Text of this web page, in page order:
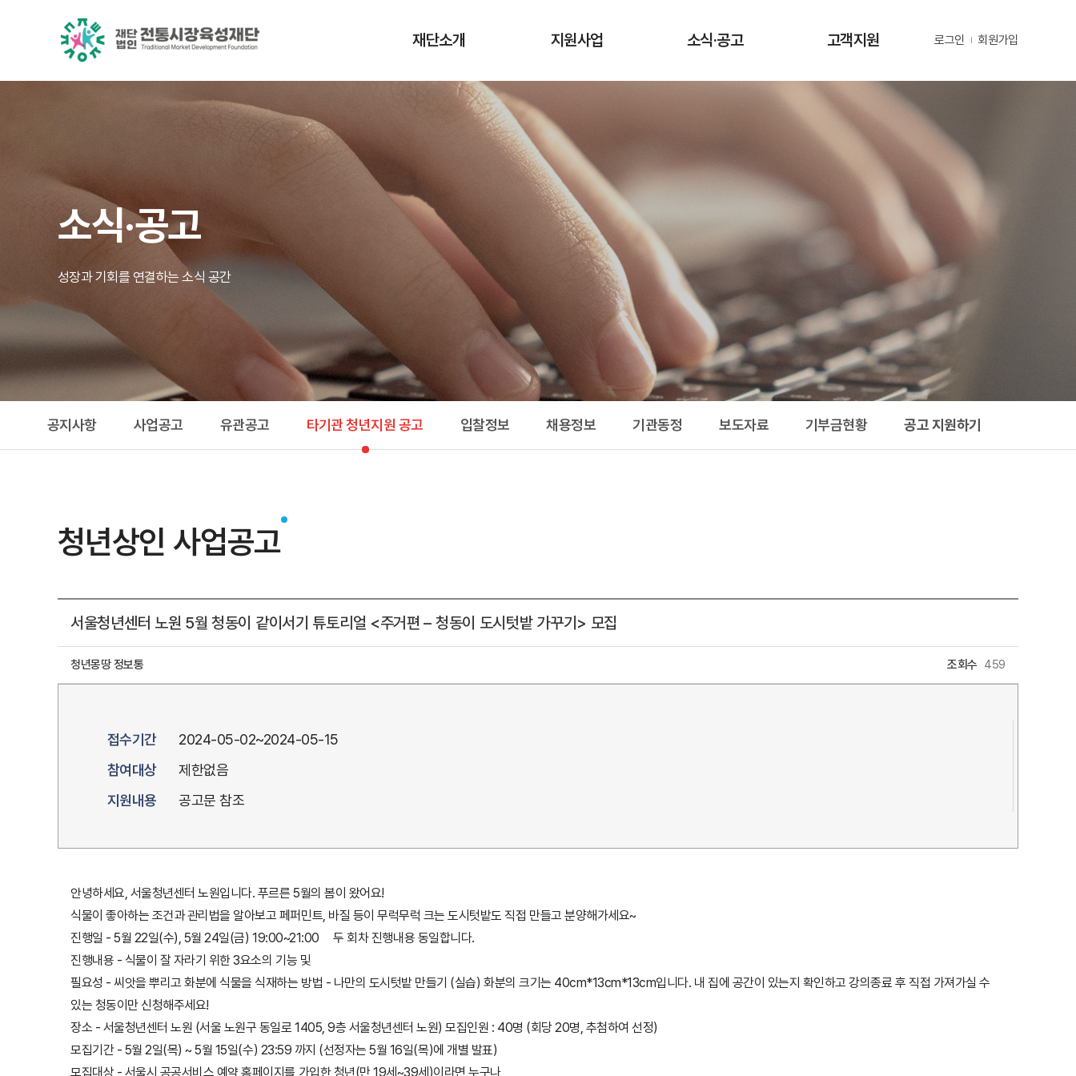
재단소개
CI·슬로건 소개
오시는 길
지원사업
청년상인 육성사업
창업단계
성장단계
도약단계
전통시장 디지털
역량강화 사업
소식·공고
유관공고
채용정보
기관동정
보도자료
기부금현황
공고 지원하기
고객지원
부정 및 공익신고
로그인 회원가입
소식·공고
성장과 기회를 연결하는 소식 공간
공지사항 사업공고 유관공고 타기관 청년지원 공고 입찰정보 채용정보 기관동정 보도자료 기부금현황 공고 지원하기
청년상인 사업공고
서울청년센터 노원 5월 청동이 같이서기 튜토리얼 <주거편 – 청동이 도시텃밭 가꾸기> 모집
청년몽땅 정보통 조회수 459
접수기간
2024-05-02~2024-05-15
참여대상
제한없음
지원내용
공고문 참조
안녕하세요, 서울청년센터 노원입니다. 푸르른 5월의 봄이 왔어요!
식물이 좋아하는 조건과 관리법을 알아보고 페퍼민트, 바질 등이 무럭무럭 크는 도시텃밭도 직접 만들고 분양해가세요~
진행일 - 5월 22일(수), 5월 24일(금) 19:00~21:00 두 회차 진행내용 동일합니다.
진행내용 - 식물이 잘 자라기 위한 3요소의 기능 및
필요성 - 씨앗을 뿌리고 화분에 식물을 식재하는 방법 - 나만의 도시텃밭 만들기 (실습) 화분의 크기는 40cm*13cm*13cm입니다. 내 집에 공간이 있는지 확인하고 강의종료 후 직접 가져가실 수
있는 청동이만 신청해주세요!
장소 - 서울청년센터 노원 (서울 노원구 동일로 1405, 9층 서울청년센터 노원) 모집인원 : 40명 (회당 20명, 추첨하여 선정)
모집기간 - 5월 2일(목) ~ 5월 15일(수) 23:59 까지 (선정자는 5월 16일(목)에 개별 발표)
모집대상 - 서울시 공공서비스 예약 홈페이지를 가입한 청년(만 19세~39세)이라면 누구나